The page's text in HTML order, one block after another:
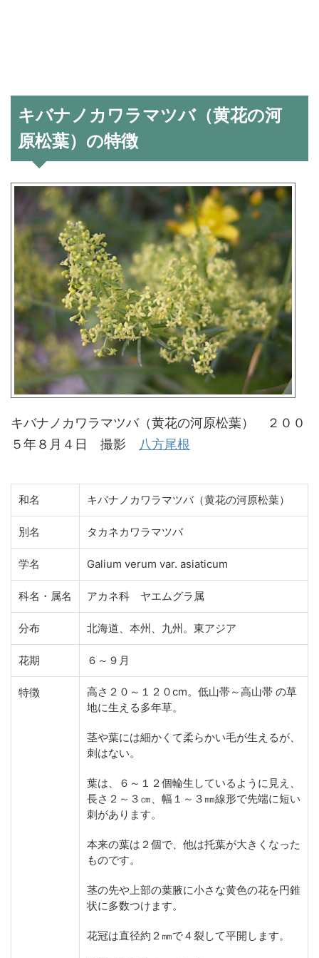
キバナノカワラマツバ（黄花の河
原松葉）の特徴
キバナノカワラマツバ（黄花の河原松葉） ２００
５年８月４日 撮影 八方尾根
和名 キバナノカワラマツバ（黄花の河原松葉）
別名 タカネカワラマツバ
学名 Galium verum var. asiaticum
科名・属名 アカネ科 ヤエムグラ属
分布 北海道、本州、九州。東アジア
花期 ６～９月
特徴
高さ２０～１２０cm。低山帯～高山帯 の草
地に生える多年草。
茎や葉には細かくて柔らかい毛が生えるが、
刺はない。
葉は、６～１２個輪生しているように見え、
長さ２～３㎝、幅１～３㎜線形で先端に短い
刺があります。
本来の葉は２個で、他は托葉が大きくなった
ものです。
茎の先や上部の葉腋に小さな黄色の花を円錐
状に多数つけます。
花冠は直径約２㎜で４裂して平開します。